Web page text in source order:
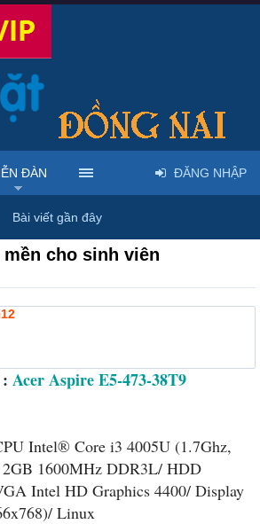
Mua bán & sửa máy tính, laptop
mền cho sinh viên
Acer Aspire E5-473-38T9
Intel® Core i3 4005U (1.7Ghz,
1600MHz DDR3L/ HDD
Intel HD Graphics 4400/ Display
Linux
ĐÀN
Bài viết gần đây
ĐĂNG NHẬP